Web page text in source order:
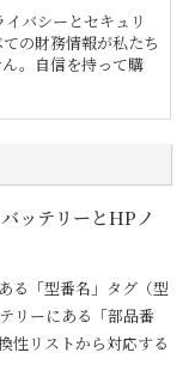
バシーとセキュリ
の財務情報が私たち
。自信を持って購
バッテリーとHPノ
る「型番名」タグ（型
リーにある「部品番
性リストから対応する